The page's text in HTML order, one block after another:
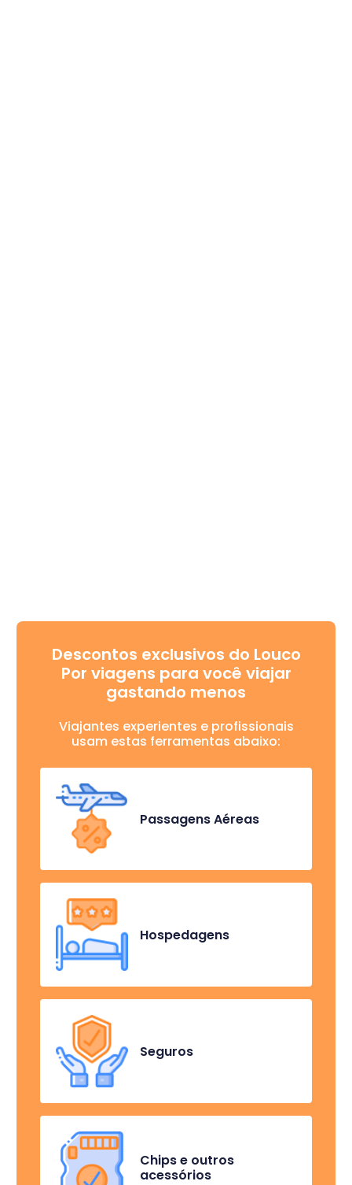
Descontos exclusivos do Louco
Por viagens para você viajar
gastando menos
Viajantes experientes e profissionais
usam estas ferramentas abaixo:
Passagens Aéreas
Hospedagens
Seguros
Chips e outros
acessórios